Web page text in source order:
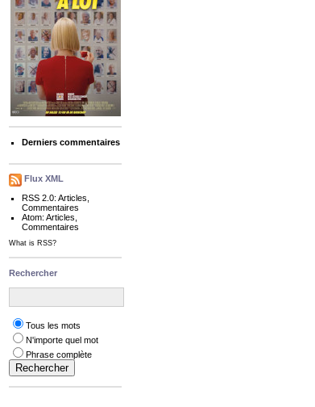
Derniers commentaires
Flux XML
RSS 2.0:Articles,
Commentaires
Atom:Articles,
Commentaires
What is RSS?
Rechercher
Tous les mots
N'importe quel mot
Phrase complète